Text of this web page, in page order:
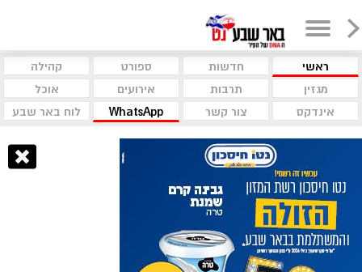
ראשי חדשות ספורט
קהילה
מגזין
תרבות אירועים
אוכל
אינדקס
צור קשר WhatsApp לוח באר שבע